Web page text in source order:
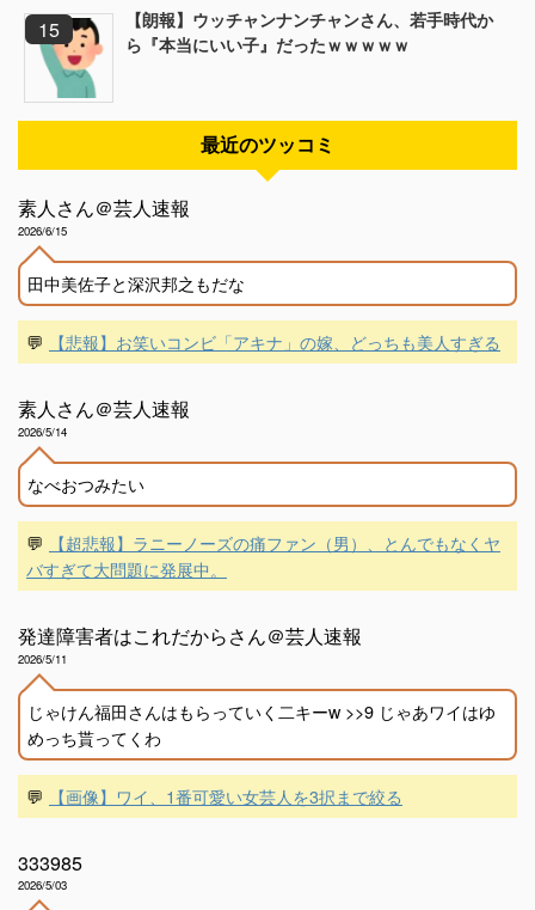
【朗報】ウッチャンナンチャンさん、若手時代か
ら『本当にいい子』だったｗｗｗｗｗ
最近のツッコミ
素人さん＠芸人速報
2026/6/15
田中美佐子と深沢邦之もだな
💬 【悲報】お笑いコンビ「アキナ」の嫁、どっちも美人すぎる
素人さん＠芸人速報
2026/5/14
なべおつみたい
💬
【超悲報】ラニーノーズの痛ファン（男）、とんでもなくヤ
バすぎて大問題に発展中。
発達障害者はこれだからさん＠芸人速報
2026/5/11
じゃけん福田さんはもらっていく二キーw >>9 じゃあワイはゆ
めっち貰ってくわ
💬 【画像】ワイ、1番可愛い女芸人を3択まで絞る
333985
2026/5/03